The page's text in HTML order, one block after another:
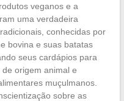
veganos e a
uma verdadeira
conhecidas por
bovina e suas batatas
seus cardápios para
origem animal e
muçulmanos.
sobre as